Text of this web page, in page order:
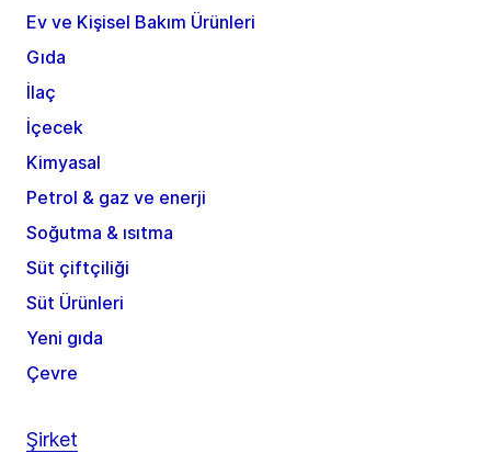
Ev ve Kişisel Bakım Ürünleri
Gıda
İlaç
İçecek
Kimyasal
Petrol & gaz ve enerji
Soğutma & ısıtma
Süt çiftçiliği
Süt Ürünleri
Yeni gıda
Çevre
Şirket